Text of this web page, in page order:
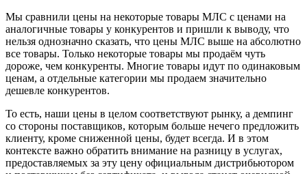
Мы сравнили цены на некоторые товары МЛС с ценами на
аналогичные товары у конкурентов и пришли к выводу, что
нельзя однозначно сказать, что цены МЛС выше на абсолютно
все товары. Только некоторые товары мы продаём чуть
дороже, чем конкуренты. Многие товары идут по одинаковым
ценам, а отдельные категории мы продаем значительно
дешевле конкурентов.
То есть, наши цены в целом соответствуют рынку, а демпинг
со стороны поставщиков, которым больше нечего предложить
клиенту, кроме сниженной цены, будет всегда. И в этом
контексте важно обратить внимание на разницу в услугах,
предоставляемых за эту цену официальным дистрибьютором